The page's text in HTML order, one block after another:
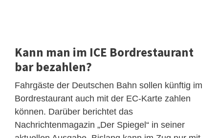
Kann man im ICE Bordrestaurant
bar bezahlen?
Fahrgäste der Deutschen Bahn sollen künftig im
Bordrestaurant auch mit der EC-Karte zahlen
können. Darüber berichtet das
Nachrichtenmagazin „Der Spiegel“ in seiner